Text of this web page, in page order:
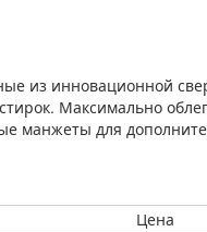
из инновационной
Максимально
манжеты для
Цена